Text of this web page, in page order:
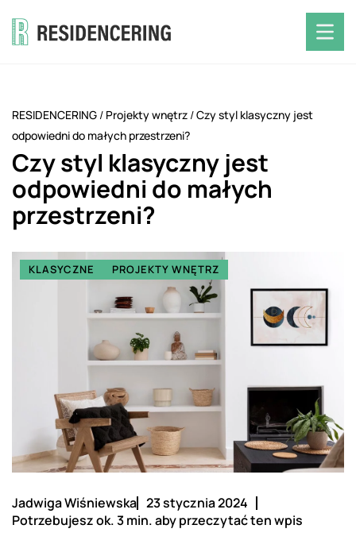
RESIDENCERING / Projekty wnętrz /Czy styl klasyczny jest
odpowiedni do małych przestrzeni?
Czy styl klasyczny jest
odpowiedni do małych
przestrzeni?
KLASYCZNE PROJEKTY WNĘTRZ
Jadwiga Wiśniewska 23 stycznia 2024
Potrzebujesz ok. 3 min. aby przeczytać ten wpis